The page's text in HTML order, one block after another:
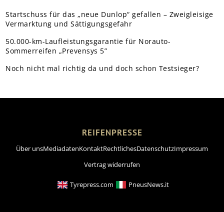
Startschuss für das „neue Dunlop“ gefallen – Zweigleisige
Vermarktung und Sättigungsgefahr
50.000-km-Laufleistungsgarantie für Norauto-
Sommerreifen „Prevensys 5”
Noch nicht mal richtig da und doch schon Testsieger?
REIFENPRESSE
Über unsMediadatenKontaktRechtlichesDatenschutzImpressum
Vertrag widerrufen
Tyrepress.com PneusNews.it